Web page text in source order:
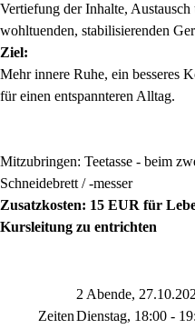
Vertiefung der Inhalte, Austausch
wohltuenden, stabilisierenden
Ziel:
Mehr innere Ruhe, ein besseres
für einen entspannteren Alltag.
Mitzubringen: Teetasse - beim
Schneidebrett / -messer
Zusatzkosten: 15 EUR für
Kursleitung zu entrichten
Zeiten
2 Abende,
Dienstag, 18:00 -